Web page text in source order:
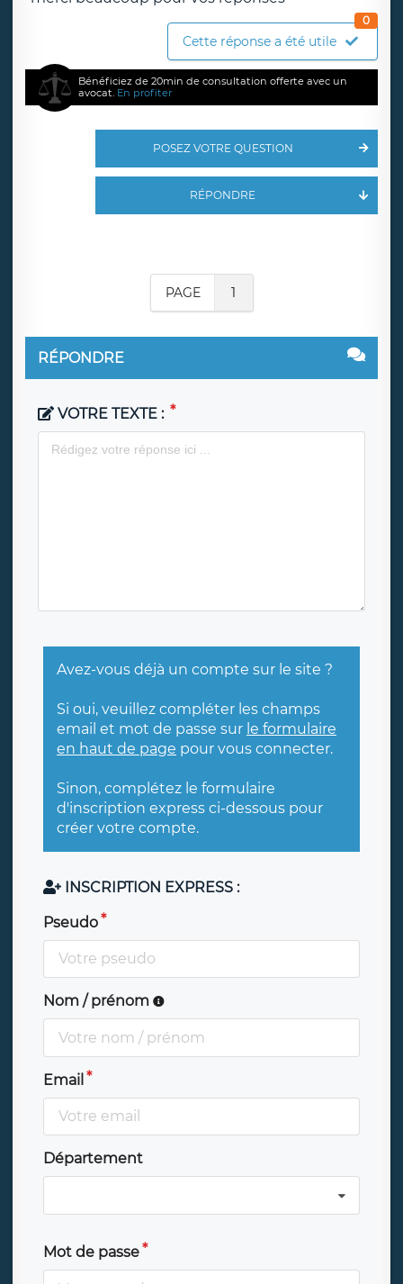
Cette réponse a été utile
0
Bénéficiez de 20min de consultation offerte avec un
avocat. En profiter
POSEZ VOTRE QUESTION
RÉPONDRE
PAGE 1
RÉPONDRE
VOTRE TEXTE :
Avez-vous déjà un compte sur le site ?
Si oui, veuillez compléter les champs
email et mot de passe sur le formulaire
en haut de page pour vous connecter.
Sinon, complétez le formulaire
d'inscription express ci-dessous pour
créer votre compte.
INSCRIPTION EXPRESS :
Pseudo
Nom / prénom
Email
Département
Mot de passe